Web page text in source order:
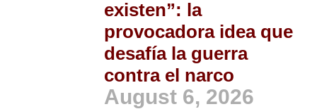
existen”: la
provocadora idea que
desafía la guerra
contra el narco
August 6, 2026